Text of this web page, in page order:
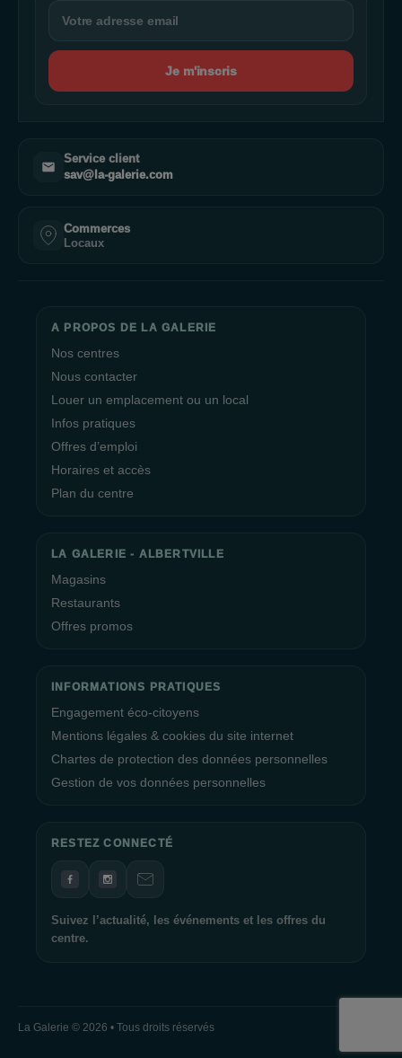
Je m'inscris
Service client
sav@la-galerie.com
Commerces
Locaux
A PROPOS DE LA GALERIE
Nos centres
Nous contacter
Louer un emplacement ou un local
Infos pratiques
Offres d’emploi
Horaires et accès
Plan du centre
LA GALERIE - ALBERTVILLE
Magasins
Restaurants
Offres promos
INFORMATIONS PRATIQUES
Engagement éco-citoyens
Mentions légales & cookies du site internet
Chartes de protection des données personnelles
Gestion de vos données personnelles
RESTEZ CONNECTÉ
Suivez l’actualité, les événements et les offres du
centre.
La Galerie © 2026 • Tous droits réservés